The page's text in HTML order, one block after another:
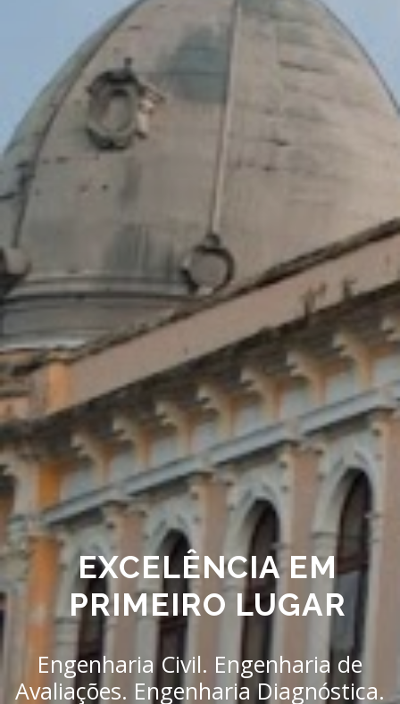
EXCELÊNCIA EM
PRIMEIRO LUGAR
Engenharia Civil. Engenharia de
Avaliações. Engenharia Diagnóstica.